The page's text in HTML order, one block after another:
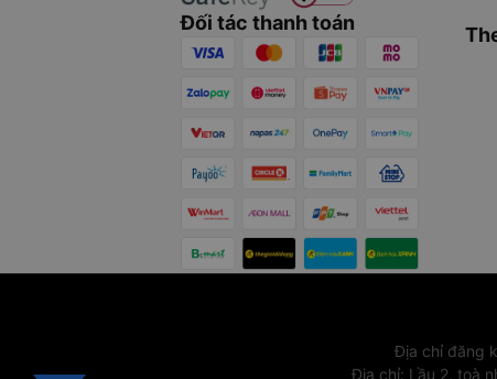
Đối tác thanh toán
Địa chỉ đăng
Địa chỉ: Lầu 2, toà